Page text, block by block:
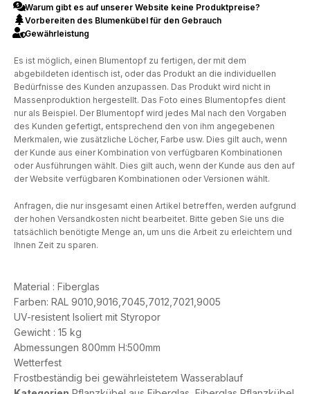
Material : Fiberglas
Farben: RAL 9010,9016,7045,7012,7021,9005
UV-resistent Isoliert mit Styropor
Gewicht : 15 kg
Abmessungen 800mm H:500mm
Wetterfest
Frostbeständig bei gewährleistetem Wasserablauf
Warum gibt es auf unserer Website keine Produktpreise?
Vorbereiten des Blumenkübel für den Gebrauch
Gewährleistung
Es ist möglich, einen Blumentopf zu fertigen, der mit dem
abgebildeten identisch ist, oder das Produkt an die individuellen
Bedürfnisse des Kunden anzupassen. Das Produkt wird nicht in
Massenproduktion hergestellt. Das Foto eines Blumentopfes dient
nur als Beispiel. Der Blumentopf wird jedes Mal nach den Vorgaben
des Kunden gefertigt, entsprechend den von ihm angegebenen
Merkmalen, wie zusätzliche Löcher, Farbe usw. Dies gilt auch, wenn
der Kunde aus einer Kombination von verfügbaren Kombinationen
oder Ausführungen wählt. Dies gilt auch, wenn der Kunde aus den auf
der Website verfügbaren Kombinationen oder Versionen wählt.
Anfragen, die nur insgesamt einen Artikel betreffen, werden aufgrund
der hohen Versandkosten nicht bearbeitet. Bitte geben Sie uns die
tatsächlich benötigte Menge an, um uns die Arbeit zu erleichtern und
Ihnen Zeit zu sparen.